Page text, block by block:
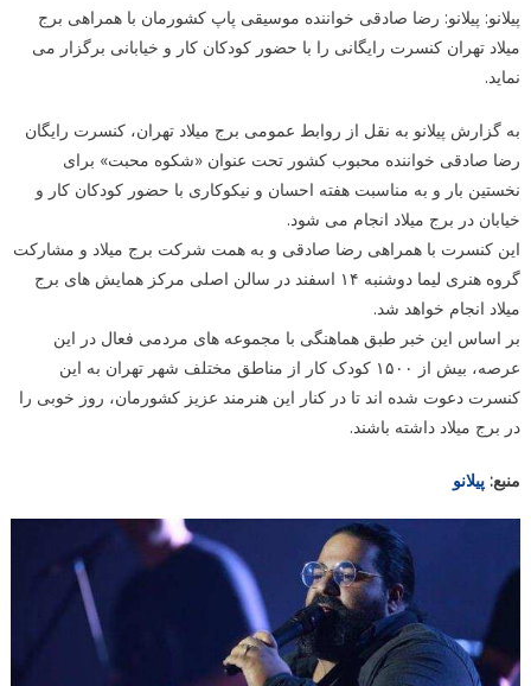
پیلانو: پیلانو: رضا صادقی خواننده موسیقی پاپ کشورمان با همراهی برج
میلاد تهران کنسرت رایگانی را با حضور کودکان کار و خیابانی برگزار می
نماید.
به گزارش پیلانو به نقل از روابط عمومی برج میلاد تهران، کنسرت رایگان
رضا صادقی خواننده محبوب کشور تحت عنوان «شکوه محبت» برای
نخستین بار و به مناسبت هفته احسان و نیکوکاری با حضور کودکان کار و
خیابان در برج میلاد انجام می شود.
این کنسرت با همراهی رضا صادقی و به همت شرکت برج میلاد و مشارکت
گروه هنری لیما دوشنبه ۱۴ اسفند در سالن اصلی مرکز همایش های برج
میلاد انجام خواهد شد.
بر اساس این خبر طبق هماهنگی با مجموعه های مردمی فعال در این
عرصه، بیش از ۱۵۰۰ کودک کار از مناطق مختلف شهر تهران به این
کنسرت دعوت شده اند تا در کنار این هنرمند عزیز کشورمان، روز خوبی را
در برج میلاد داشته باشند.
منبع: پیلانو